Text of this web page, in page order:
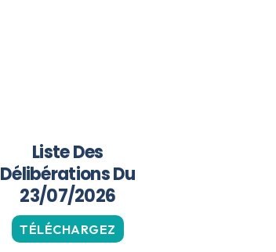
Liste Des
Délibérations Du
23/07/2026
TÉLÉCHARGEZ